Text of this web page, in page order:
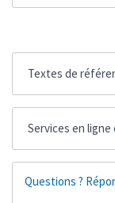
Textes de
Services en
Questions ?